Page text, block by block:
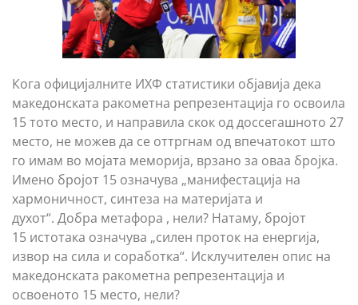
Кога официјалните ИХФ статистики објавија дека
македонската ракометна репрезентација го освоила
15 тото место, и направила скок од доссегашното 27
место, не можев да се оттргнам од впечатокот што
го имам во мојата меморија, врзано за оваа бројка.
Имено бројот 15 означува „манифестација на
хармоничност, синтеза на материјата и
духот“. Добра метафора , нели? Натаму, бројот
15 истотака означува „силен проток на енергија,
извор на сила и соработка“. Исклучителен опис на
македонската ракометна репрезентација и
освоеното 15 место, нели?